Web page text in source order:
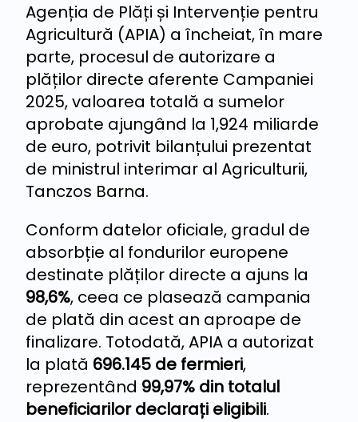
Agenția de Plăți și Intervenție pentru
Agricultură (APIA) a încheiat, în mare
parte, procesul de autorizare a
plăților directe aferente Campaniei
2025, valoarea totală a sumelor
aprobate ajungând la 1,924 miliarde
de euro, potrivit bilanțului prezentat
de ministrul interimar al Agriculturii,
Tanczos Barna.
Conform datelor oficiale, gradul de
absorbție al fondurilor europene
destinate plăților directe a ajuns la
98,6%, ceea ce plasează campania
de plată din acest an aproape de
finalizare. Totodată, APIA a autorizat
la plată 696.145 de fermieri,
reprezentând 99,97% din totalul
beneficiarilor declarați eligibili.